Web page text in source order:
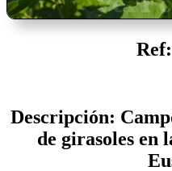
Descripción:
de girasoles en